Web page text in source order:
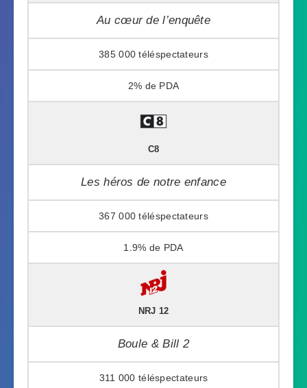
Au cœur de l’enquête
385 000
2%
C8
Les héros de notre enfance
367 000
1.9%
NRJ 12
Boule & Bill 2
311 000